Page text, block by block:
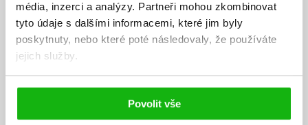
média, inzerci a analýzy. Partneři mohou zkombinovat
tyto údaje s dalšími informacemi, které jim byly
poskytnuty, nebo které poté následovaly, že používáte
jejich služby.
Povolit vše